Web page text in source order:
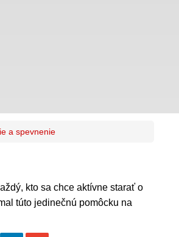
a spevnenie
kto sa chce aktívne starať o
túto jedinečnú pomôcku na